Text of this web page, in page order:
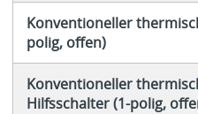
Konventioneller
polig, offen)
Konventioneller
Hilfsschalter (1-polig,